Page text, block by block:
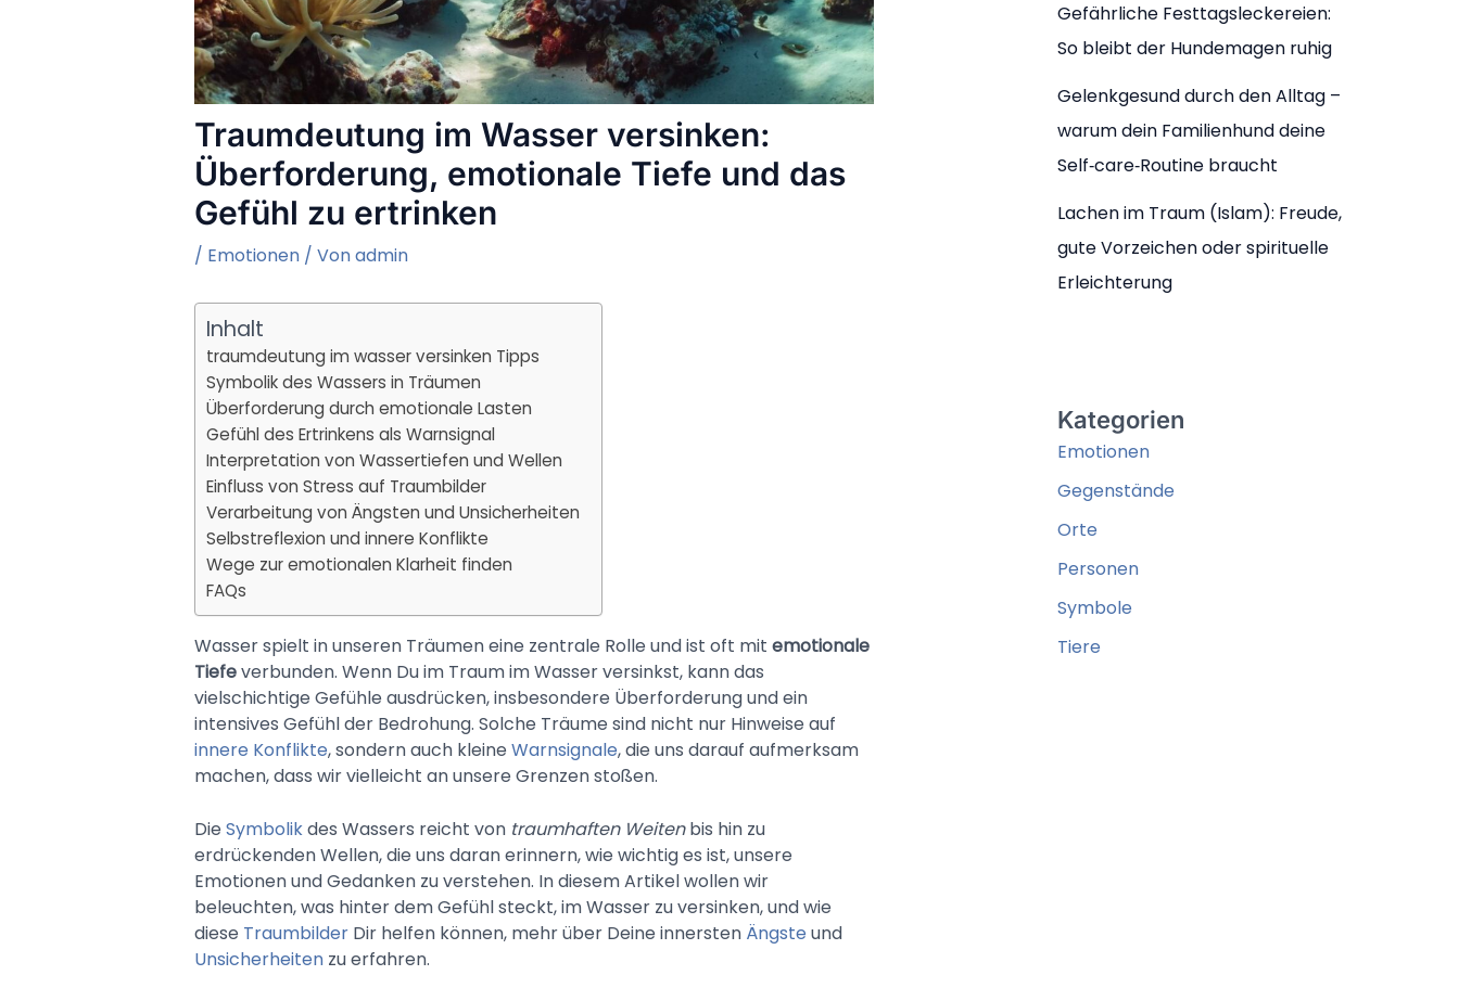
Traumdeutung im Wasser versinken:
Überforderung, emotionale Tiefe und das
Gefühl zu ertrinken
/ Emotionen/ Vonadmin
Inhalt
traumdeutung im wasser versinken Tipps
Symbolik des Wassers in Träumen
Überforderung durch emotionale Lasten
Gefühl des Ertrinkens als Warnsignal
Interpretation von Wassertiefen und Wellen
Einfluss von Stress auf Traumbilder
Verarbeitung von Ängsten und Unsicherheiten
Selbstreflexion und innere Konflikte
Wege zur emotionalen Klarheit finden
FAQs
Wasser spielt in unseren Träumen eine zentrale Rolle und ist oft mit emotionale
Tiefeverbunden. Wenn Du im Traum im Wasser versinkst, kann das
vielschichtige Gefühle ausdrücken, insbesondere Überforderung und ein
intensives Gefühl der Bedrohung. Solche Träume sind nicht nur Hinweise auf
innere Konflikte, sondern auch kleine Warnsignale, die uns darauf aufmerksam
machen, dass wir vielleicht an unsere Grenzen stoßen.
Die Symbolikdes Wassers reicht von traumhaften Weitenbis hin zu
erdrückenden Wellen, die uns daran erinnern, wie wichtig es ist, unsere
Emotionen und Gedanken zu verstehen. In diesem Artikel wollen wir
beleuchten, was hinter dem Gefühl steckt, im Wasser zu versinken, und wie
diese TraumbilderDir helfen können, mehr über Deine innersten Ängste und
Unsicherheitenzu erfahren.
Gefährliche Festtagsleckereien:
So bleibt der Hundemagen ruhig
Gelenkgesund durch den Alltag –
warum dein Familienhund deine
Self‑care‑Routine braucht
Lachen im Traum (Islam): Freude,
gute Vorzeichen oder spirituelle
Erleichterung
Kategorien
Emotionen
Gegenstände
Orte
Personen
Symbole
Tiere